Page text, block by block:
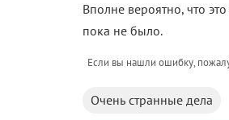
Вполне вероятно, что
пока не было.
Если вы нашли ошибку,
Очень странные дела